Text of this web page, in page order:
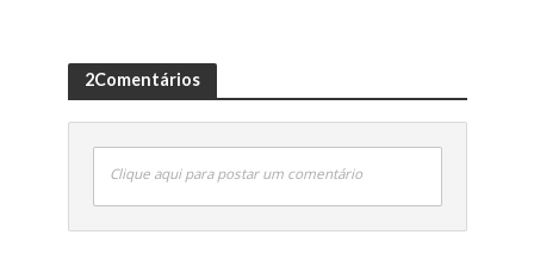
2Comentários
Clique aqui para postar um comentário